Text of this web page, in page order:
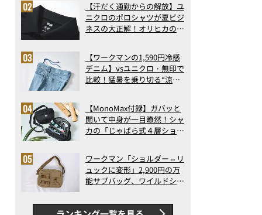
ト3】（2026年6月版）
【汗だく通勤からの解放】ユ
ニクロのポロシャツが夏ビジ
ネスの大正解！オリヒカの透
アの実力
【ワークマンの1,590円冷感
デニム】vsユニクロ・無印で
比較！猛暑を乗り切る“涼感
で決定版
【MonoMax付録】ガバッと
開いて中身が一目瞭然！シャ
カの「じゃばら式４層ショル
った！
ワークマン「ショルダー⇔リ
ュックに変形」2,900円の万
能サブバッグ、ワイルドシン
録…ほか【休日バッグの人気